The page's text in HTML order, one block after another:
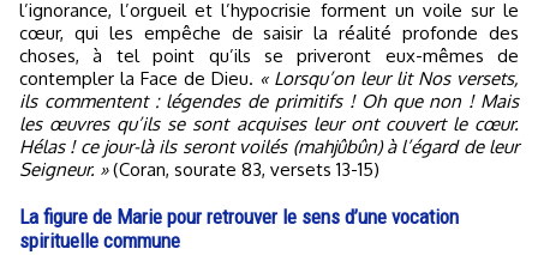
l’ignorance, l’orgueil et l’hypocrisie forment un voile sur le
cœur, qui les empêche de saisir la réalité profonde des
choses, à tel point qu’ils se priveront eux-mêmes de
contempler la Face de Dieu. « Lorsqu’on leur lit Nos versets,
ils commentent : légendes de primitifs ! Oh que non ! Mais
les œuvres qu’ils se sont acquises leur ont couvert le cœur.
Hélas ! ce jour-là ils seront voilés (mahjûbûn) à l’égard de leur
Seigneur. »(Coran, sourate 83, versets 13-15)
La figure de Marie pour retrouver le sens d’une vocation
spirituelle commune